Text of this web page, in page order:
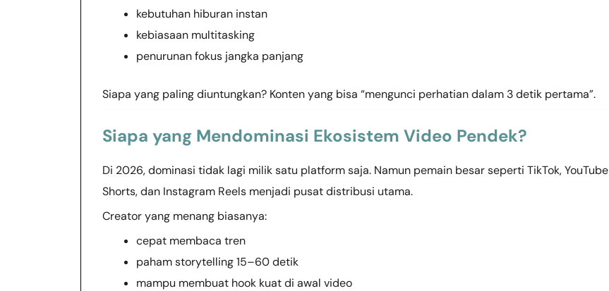
kebutuhan hiburan instan
kebiasaan multitasking
penurunan fokus jangka panjang
Siapa yang paling diuntungkan? Konten yang bisa “mengunci perhatian dalam 3 detik pertama”.
Siapa yang Mendominasi Ekosistem Video Pendek?
Di 2026, dominasi tidak lagi milik satu platform saja. Namun pemain besar seperti TikTok, YouTube
Shorts, dan Instagram Reels menjadi pusat distribusi utama.
Creator yang menang biasanya:
cepat membaca tren
paham storytelling 15–60 detik
mampu membuat hook kuat di awal video